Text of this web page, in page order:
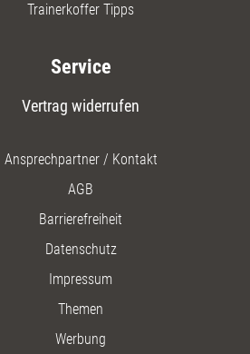
Trainerkoffer Tipps
Service
Vertrag widerrufen
Ansprechpartner / Kontakt
AGB
Barrierefreiheit
Datenschutz
Impressum
Themen
Werbung